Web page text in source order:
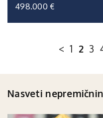
498.000 €
< 1 2 3
Nasveti